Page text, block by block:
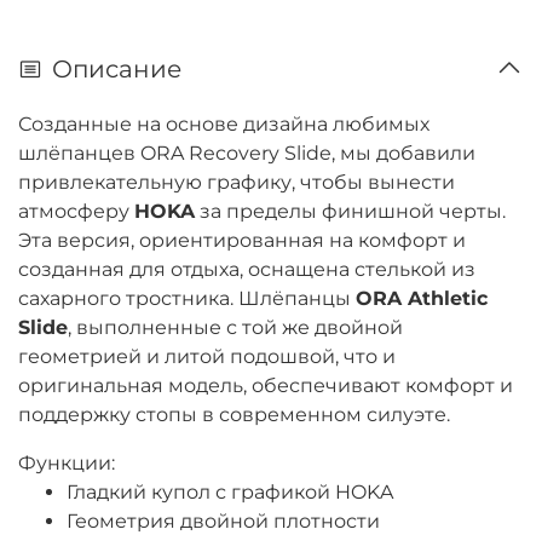
Описание
Созданные на основе дизайна любимых
шлёпанцев ORA Recovery Slide, мы добавили
привлекательную графику, чтобы вынести
атмосферу HOKAза пределы финишной черты.
Эта версия, ориентированная на комфорт и
созданная для отдыха, оснащена стелькой из
сахарного тростника. Шлёпанцы ORA Athletic
Slide, выполненные с той же двойной
геометрией и литой подошвой, что и
оригинальная модель, обеспечивают комфорт и
поддержку стопы в современном силуэте.
Функции:
Гладкий купол с графикой HOKA
Геометрия двойной плотности